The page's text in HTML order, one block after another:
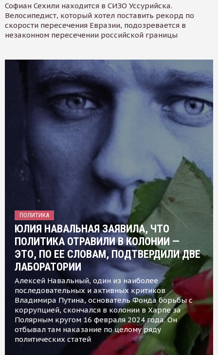
Софиан Сехили находится в СИЗО Уссурийска.
Велосипедист, который хотел поставить рекорд по
скорости пересечения Евразии, подозревается в
незаконном пересечении российской границы
ПОЛИТИКА
ЮЛИЯ НАВАЛЬНАЯ ЗАЯВИЛА, ЧТО
ПОЛИТИКА ОТРАВИЛИ В КОЛОНИИ —
ЭТО, ПО ЕЕ СЛОВАМ, ПОДТВЕРДИЛИ ДВЕ
ЛАБОРАТОРИИ
Алексей Навальный, один из наиболее
последовательных и активных критиков
Владимира Путина, основатель Фонда борьбы с
коррупцией, скончался в колонии в Харпе за
Полярным кругом 16 февраля 2024 года. Он
отбывал там наказание по целому ряду
политических статей